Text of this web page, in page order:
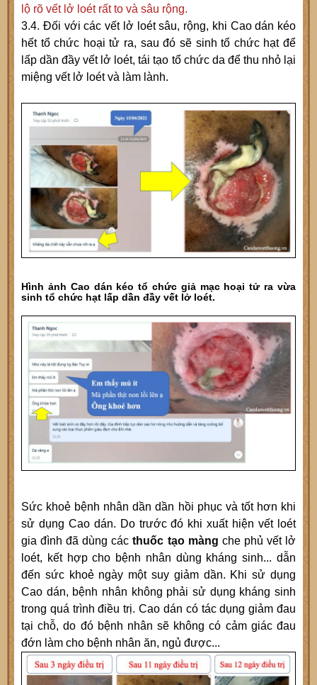
lộ rõ vết lở loét rất to và sâu rộng.
3.4. Đối với các vết lở loét sâu, rộng, khi Cao dán kéo
hết tổ chức hoại tử ra, sau đó sẽ sinh tổ chức hạt để
lấp dần đầy vết lở loét, tái tạo tổ chức da để thu nhỏ lại
miệng vết lở loét và làm lành.
Hình ảnh Cao dán kéo tổ chức giả mạc hoại tử ra vừa
sinh tổ chức hạt lấp dần đầy vết lở loét.
Sức khoẻ bệnh nhân dần dần hồi phục và tốt hơn khi
sử dụng Cao dán. Do trước đó khi xuất hiện vết loét
gia đình đã dùng cácthuốc tạo màng che phủ vết lở
loét, kết hợp cho bệnh nhân dùng kháng sinh... dẫn
đến sức khoẻ ngày một suy giảm dần. Khi sử dụng
Cao dán, bệnh nhân không phải sử dụng kháng sinh
trong quá trình điều trị. Cao dán có tác dụng giảm đau
tại chỗ, do đó bệnh nhân sẽ không có cảm giác đau
đớn làm cho bệnh nhân ăn, ngủ được...